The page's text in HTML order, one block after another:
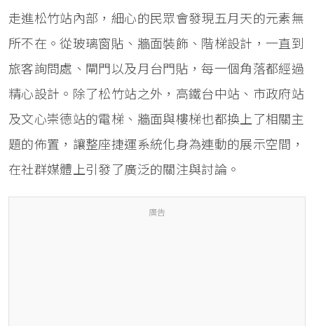
走進松竹站內部，細心的民眾會發現五月天的元素無
所不在。從玻璃窗貼、牆面裝飾、階梯設計，一直到
旅客詢問處、閘門以及月台門貼，每一個角落都經過
精心設計。除了松竹站之外，高鐵台中站、市政府站
及文心崇德站的電梯、牆面與樓梯也都換上了相關主
題的佈置，讓整座捷運系統化身為連動的展示空間，
在社群媒體上引發了廣泛的關注與討論。
廣告